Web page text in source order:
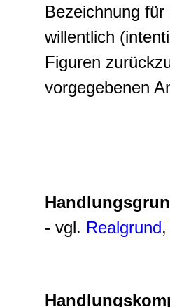
Bezeichnung
willentlich
Figuren
vorgegebenen
- vgl. Realgrund,